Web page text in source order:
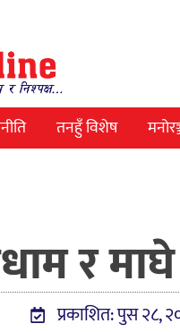
तनहुँ विशेष
र
प्रकाशित: पुस २८,